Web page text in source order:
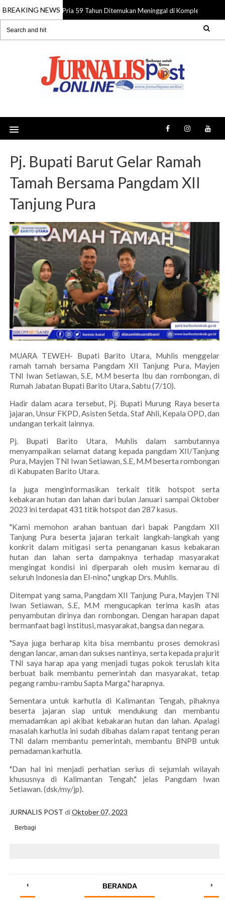
BREAKING NEWS
08 Aug 2026 Pria 59 Tahun Ditemukan Meninggal di Komplek Pasar
Pj. Bupati Barut Gelar Ramah
Tamah Bersama Pangdam XII
Tanjung Pura
MUARA TEWEH- Bupati Barito Utara, Muhlis menggelar
ramah tamah bersama Pangdam XII Tanjung Pura, Mayjen
TNI Iwan Setiawan, S.E, M.M beserta Ibu dan rombongan, di
Rumah Jabatan Bupati Barito Utara, Sabtu (7/10).
Hadir dalam acara tersebut, Pj. Bupati Murung Raya beserta
jajaran, Unsur FKPD, Asisten Setda, Staf Ahli, Kepala OPD, dan
undangan terkait lainnya.
Pj. Bupati Barito Utara, Muhlis dalam sambutannya
menyampaikan selamat datang kepada pangdam XII/Tanjung
Pura, Mayjen TNI Iwan Setiawan, S.E, M.M beserta rombongan
di Kabupaten Barito Utara.
Ia juga menginformasikan terkait titik hotspot serta
kebakaran hutan dan lahan dari bulan Januari sampai Oktober
2023 ini terdapat 431 titik hotspot dan 287 kasus.
"Kami memohon arahan bantuan dari bapak Pangdam XII
Tanjung Pura beserta jajaran terkait langkah-langkah yang
konkrit dalam mitigasi serta penanganan kasus kebakaran
hutan dan lahan serta dampaknya terhadap masyarakat
mengingat kondisi ini diperparah oleh musim kemarau di
seluruh Indonesia dan El-nino," ungkap Drs. Muhlis.
Ditempat yang sama, Pangdam XII Tanjung Pura, Mayjen TNI
Iwan Setiawan, S.E, M.M mengucapkan terima kasih atas
penyambutan dirinya dan rombongan. Dengan harapan dapat
bermanfaat bagi institusi, masyarakat, bangsa dan negara.
"Saya juga berharap kita bisa membantu proses demokrasi
dengan lancar, aman dan sukses nantinya, serta kepada prajurit
TNI saya harap apa yang menjadi tugas pokok teruslah kita
berbuat baik membantu pemerintah dan masyarakat, tetap
pegang rambu-rambu Sapta Marga," harapnya.
Sementara untuk karhutla di Kalimantan Tengah, pihaknya
beserta jajaran siap untuk mendukung dan membantu
memadamkan api akibat kebakaran hutan dan lahan. Apalagi
masalah karhutla ini sudah dibahas dalam rapat tentang peran
TNI dalam membantu pemerintah, membantu BNPB untuk
pemadaman karhutla.
"Dan hal ini menjadi perhatian serius di sejumlah wilayah
khususnya di Kalimantan Tengah," jelas Pangdam Iwan
Setiawan. (dsk/my/jp).
JURNALIS POST diOktober 07, 2023
Berbagi
‹ ›
BERANDA